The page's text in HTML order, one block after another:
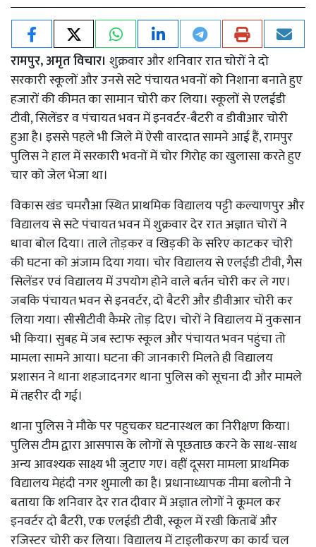
रामपुर, अमृत विचार। शुक्रवार और शनिवार रात चोरों ने दो
सरकारी स्कूलों और उनसे सटे पंचायत भवनों को निशाना बनाते हुए
हजारों की कीमत का सामान चोरी कर लिया। स्कूलों से एलईडी
टीवी, सिलेंडर व पंचायत भवन में इनवर्टर-बैटरी व डीवीआर चोरी
हुआ है। इससे पहले भी जिले में ऐसी वारदात सामने आई हैं, रामपुर
पुलिस ने हाल में सरकारी भवनों में चोर गिरोह का खुलासा करते हुए
चार को जेल भेजा था।
विकास खंड चमरौआ स्थित प्राथमिक विद्यालय पट्टी कल्याणपुर और
विद्यालय से सटे पंचायत भवन में शुक्रवार देर रात अज्ञात चोरों ने
धावा बोल दिया। ताले तोड़कर व खिड़की के सरिए काटकर चोरी
की घटना को अंजाम दिया गया। चोर विद्यालय से एलईडी टीवी, गैस
सिलेंडर एवं विद्यालय में उपयोग होने वाले बर्तन चोरी कर ले गए।
जबकि पंचायत भवन से इनवर्टर, दो बैटरी और डीवीआर चोरी कर
लिया गया। सीसीटीवी कैमरे तोड़ दिए। चोरों ने विद्यालय में नुकसान
भी किया। सुबह में जब स्टाफ स्कूल और पंचायत भवन पहुंचा तो
मामला सामने आया। घटना की जानकारी मिलते ही विद्यालय
प्रशासन ने थाना शहजादनगर थाना पुलिस को सूचना दी और मामले
में तहरीर दी गई।
थाना पुलिस ने मौके पर पहुचकर घटनास्थल का निरीक्षण किया।
पुलिस टीम द्वारा आसपास के लोगों से पूछताछ करने के साथ-साथ
अन्य आवश्यक साक्ष्य भी जुटाए गए। वहीं दूसरा मामला प्राथमिक
विद्यालय मेहंदी नगर शुमाली का है। प्रधानाध्यापक नीमा बलोनी ने
बताया कि शनिवार देर रात दीवार में अज्ञात लोगों ने कूमल कर
इनवर्टर दो बैटरी, एक एलईडी टीवी, स्कूल में रखी किताबें और
रजिस्टर चोरी कर लिया। विद्यालय में टाइलीकरण का कार्य चल